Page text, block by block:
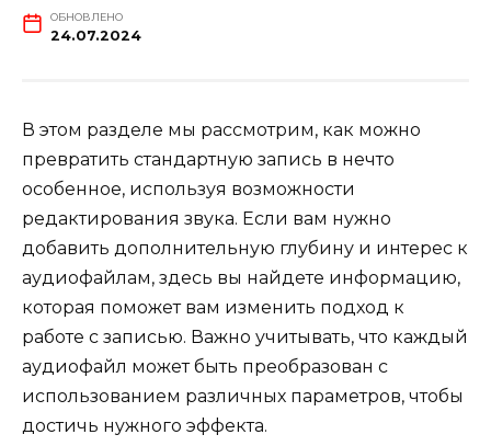
ОБНОВЛЕНО
24.07.2024
В этом разделе мы рассмотрим, как можно
превратить стандартную запись в нечто
особенное, используя возможности
редактирования звука. Если вам нужно
добавить дополнительную глубину и интерес к
аудиофайлам, здесь вы найдете информацию,
которая поможет вам изменить подход к
работе с записью. Важно учитывать, что каждый
аудиофайл может быть преобразован с
использованием различных параметров, чтобы
достичь нужного эффекта.